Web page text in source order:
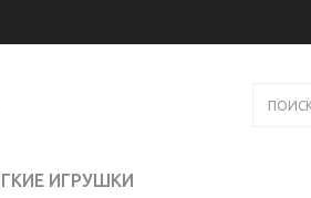
ИГРУШКИ